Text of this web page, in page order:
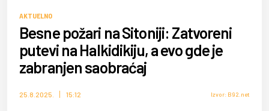
AKTUELNO
Besne požari na Sitoniji: Zatvoreni
putevi na Halkidikiju, a evo gde je
zabranjen saobraćaj
25.8.2025. 15:12 Izvor: B92.net